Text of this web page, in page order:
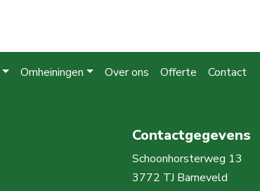
Omheiningen Over ons Offerte Contact
Contactgegevens
Schoonhorsterweg 13
3772 TJ Barneveld